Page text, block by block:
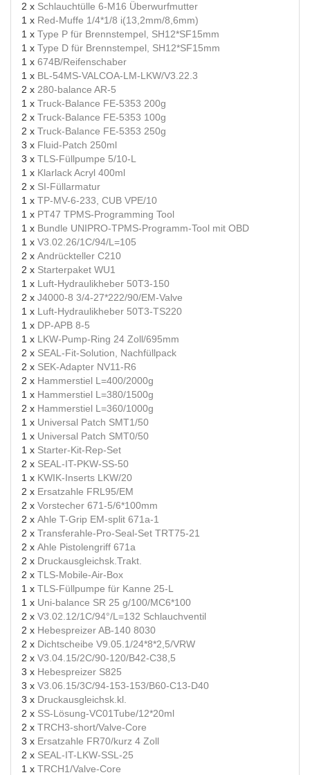
2 x Schlauchtülle 6-M16 Überwurfmutter
1 x Red-Muffe 1/4*1/8 i(13,2mm/8,6mm)
1 x Type P für Brennstempel, SH12*SF15mm
1 x Type D für Brennstempel, SH12*SF15mm
1 x 674B/Reifenschaber
1 x BL-54MS-VALCOA-LM-LKW/V3.22.3
2 x 280-balance AR-5
1 x Truck-Balance FE-5353 200g
2 x Truck-Balance FE-5353 100g
2 x Truck-Balance FE-5353 250g
3 x Fluid-Patch 250ml
3 x TLS-Füllpumpe 5/10-L
1 x Klarlack Acryl 400ml
2 x SI-Füllarmatur
1 x TP-MV-6-233, CUB VPE/10
1 x PT47 TPMS-Programming Tool
1 x Bundle UNIPRO-TPMS-Programm-Tool mit OBD
1 x V3.02.26/1C/94/L=105
2 x Andrückteller C210
2 x Starterpaket WU1
1 x Luft-Hydraulikheber 50T3-150
2 x J4000-8 3/4-27*222/90/EM-Valve
1 x Luft-Hydraulikheber 50T3-TS220
1 x DP-APB 8-5
1 x LKW-Pump-Ring 24 Zoll/695mm
2 x SEAL-Fit-Solution, Nachfüllpack
2 x SEK-Adapter NV11-R6
2 x Hammerstiel L=400/2000g
1 x Hammerstiel L=380/1500g
2 x Hammerstiel L=360/1000g
1 x Universal Patch SMT1/50
1 x Universal Patch SMT0/50
1 x Starter-Kit-Rep-Set
2 x SEAL-IT-PKW-SS-50
1 x KWIK-Inserts LKW/20
2 x Ersatzahle FRL95/EM
2 x Vorstecher 671-5/6*100mm
2 x Ahle T-Grip EM-split 671a-1
2 x Transferahle-Pro-Seal-Set TRT75-21
2 x Ahle Pistolengriff 671a
2 x Druckausgleichsk.Trakt.
2 x TLS-Mobile-Air-Box
1 x TLS-Füllpumpe für Kanne 25-L
1 x Uni-balance SR 25 g/100/MC6*100
2 x V3.02.12/1C/94°/L=132 Schlauchventil
2 x Hebespreizer AB-140 8030
2 x Dichtscheibe V9.05.1/24*8*2,5/VRW
2 x V3.04.15/2C/90-120/B42-C38,5
3 x Hebespreizer S825
3 x V3.06.15/3C/94-153-153/B60-C13-D40
3 x Druckausgleichsk.kl.
2 x SS-Lösung-VC01Tube/12*20ml
2 x TRCH3-short/Valve-Core
3 x Ersatzahle FR70/kurz 4 Zoll
2 x SEAL-IT-LKW-SSL-25
1 x TRCH1/Valve-Core